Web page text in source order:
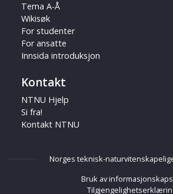
Tema A-Å
Wikisøk
For studenter
For ansatte
Innsida introduksjon
Kontakt
NTNU Hjelp
Si fra!
Kontakt NTNU
Norges teknisk-
Bruk av